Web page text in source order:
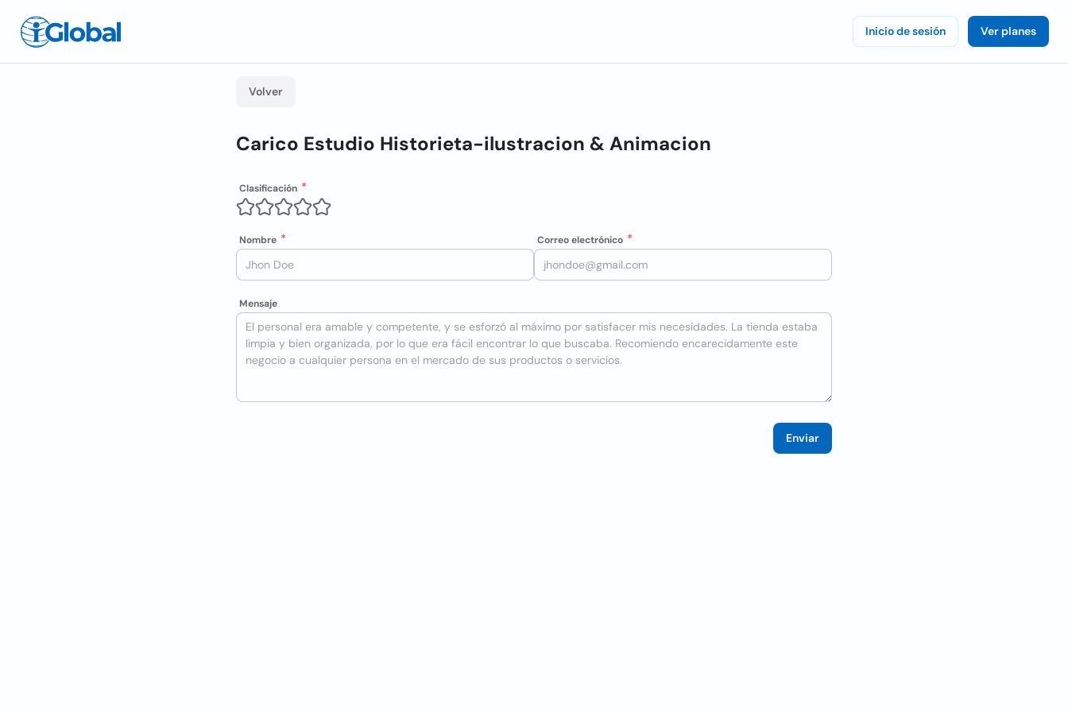
Inicio de sesión Ver planes
Volver
Carico Estudio Historieta-ilustracion & Animacion
Clasificación
Nombre Correo electrónico
Mensaje
Enviar